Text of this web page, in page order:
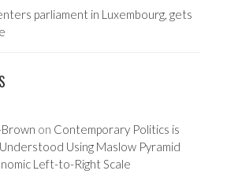
parliament in Luxembourg, gets
on Contemporary Politics is
Using Maslow Pyramid
Left-to-Right Scale